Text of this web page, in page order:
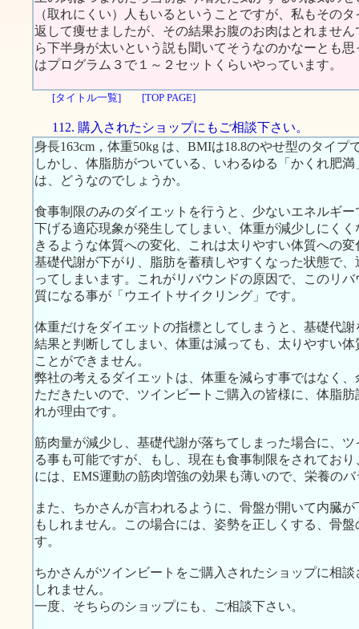
（取れにくい）人もいるということですが、私もその
返して痩せましたが、その結果お腹のお肉はとれませ
ら下半身が太いという説も聞いてそうなのかなーとも
はプログラム３で１～２セットくらいやっています。
[タイトル一覧] [TOP PAGE]
112. 購入されたショップにもご相談下さい。
身長163cm，体重50kg は、BMIは18.8のやせ型のタイプ
しかし、体脂肪がついている、いわるゆる「かくれ肥
は、どうなのでしょうか。
食事制限のみのダイエットを行うと、少ないエネルギ
下げる適応現象が発生してしまい、体重が減少しにく
きるような体質への変化、これは太りやすい体質への変
基礎代謝が下がり、脂肪を蓄積しやすくなった状態で
ってしまいます。これがリバウンドの原因で、このリ
質になる事が「ウエイトサイクリング」です。
体重だけをダイエットの指標としてしまうと、基礎代
結果と判断してしまい、体重は減っても、太りやすい
ことができません。
弊社の考えるダイエットは、体重を減らす事ではなく
ただきたいので、ツインビートご購入の皆様に、体脂
れが理由です。
筋肉量が減少し、基礎代謝が落ちてしまった場合に、
る事も可能ですが、もし、現在も食事制限をされてお
には、EMS運動の筋肉増強の効果も薄いので、栄養の
また、ちかさんが言われるように、骨盤が開いて内臓
もしれません。この場合には、姿勢を正しくする、骨
す。
ちかさんがツインビートをご購入されたショップに相
しれません。
一度、そちらのショップにも、ご相談下さい。